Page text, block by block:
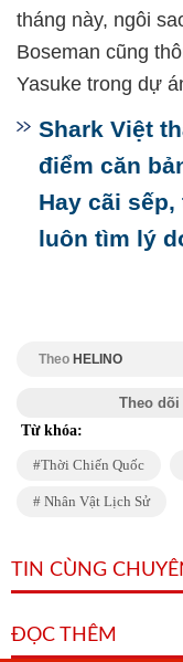
tháng này, ngôi
Boseman cũng
Yasuke trong dự
Shark Việt
điểm căn
Hay cãi
luôn tìm lý
Theo HELINO
Theo dõi
Từ khóa:
Thời Chiến Quốc
Nhân Vật Lịch Sử
TIN CÙNG
ĐỌC THÊM